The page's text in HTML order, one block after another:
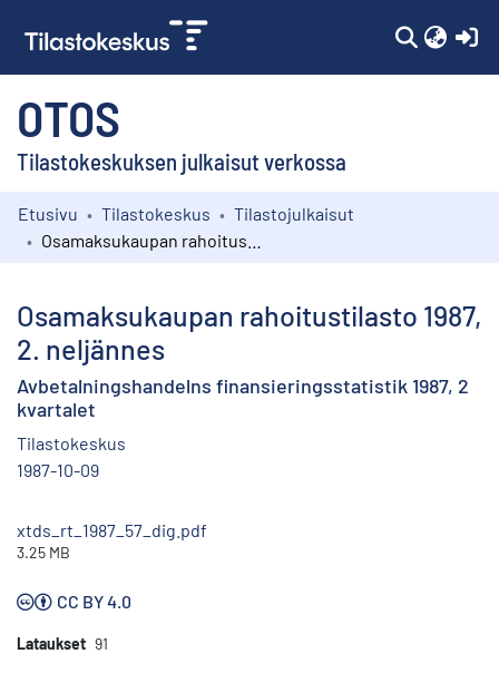
OTOS
Tilastokeskuksen julkaisut verkossa
Kokoelmat
Etusivu Tilastokeskus
Tilastojulkaisut
Osamaksukaupan rahoitustilasto 1987,
2. neljännes
Avbetalningshandelns finansieringsstatistik 1987, 2
kvartalet
Tilastokeskus
1987-10-09
xtds_rt_1987_57_dig.pdf
3.25 MB
CC BY 4.0
Lataukset 91